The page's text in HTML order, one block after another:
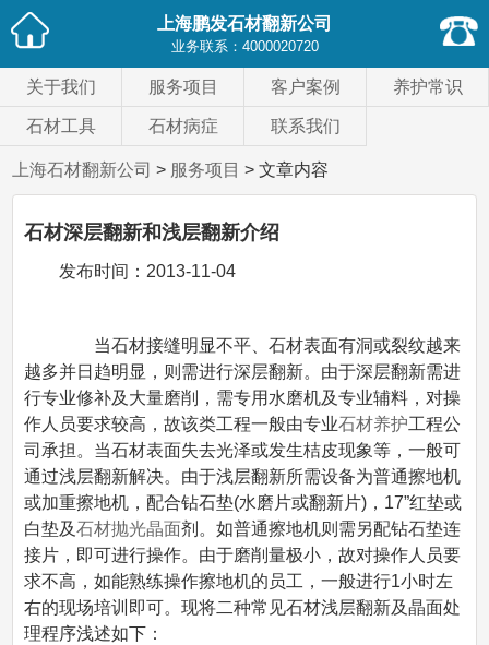
上海鹏发石材翻新公司
业务联系： 4000020720
关于我们 服务项目 客户案例 养护常识
石材工具 石材病症 联系我们
上海石材翻新公司 > 服务项目 > 文章内容
石材深层翻新和浅层翻新介绍
发布时间： 2013-11-04
当石材接缝明显不平、石材表面有洞或裂纹越来
越多并日趋明显，则需进行深层翻新。由于深层翻新需进
行专业修补及大量磨削，需专用水磨机及专业辅料，对操
作人员要求较高，故该类工程一般由专业石材养护工程公
司承担。当石材表面失去光泽或发生桔皮现象等，一般可
通过浅层翻新解决。由于浅层翻新所需设备为普通擦地机
或加重擦地机，配合钻石垫(水磨片或翻新片)，17”红垫或
白垫及石材抛光晶面剂。如普通擦地机则需另配钻石垫连
接片，即可进行操作。由于磨削量极小，故对操作人员要
求不高，如能熟练操作擦地机的员工，一般进行1小时左
右的现场培训即可。现将二种常见石材浅层翻新及晶面处
理程序浅述如下：